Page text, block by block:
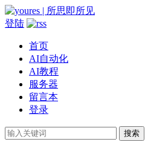
登陆
首页
AI自动化
AI教程
服务器
留言本
登录
搜索